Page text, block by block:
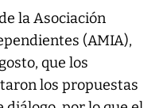
la Asociación
(AMIA),
que los
los propuestas